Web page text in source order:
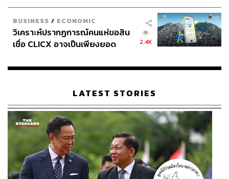
BUSINESS / ECONOMIC
วิเคราะห์ปรากฏการณ์คนแห่ขอสิน
เชื่อ CLICX อาจเป็นเพียงยอด
เรือนไทยที่ถูกซุกไว้
2.4K
LATEST STORIES